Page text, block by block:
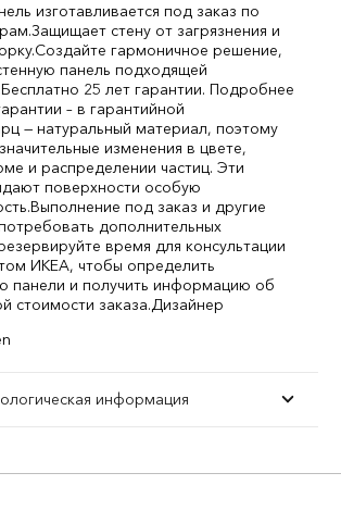
изготавливается под заказ по
Защищает стену от загрязнения и
Создайте гармоничное решение,
панель подходящей
Бесплатно 25 лет гарантии. Подробнее
– в гарантийной
— натуральный материал, поэтому
изменения в цвете,
и распределении частиц. Эти
поверхности особую
Выполнение под заказ и другие
дополнительных
время для консультации
ИКЕА, чтобы определить
панели и получить информацию об
стоимости заказа.Дизайнер
информация